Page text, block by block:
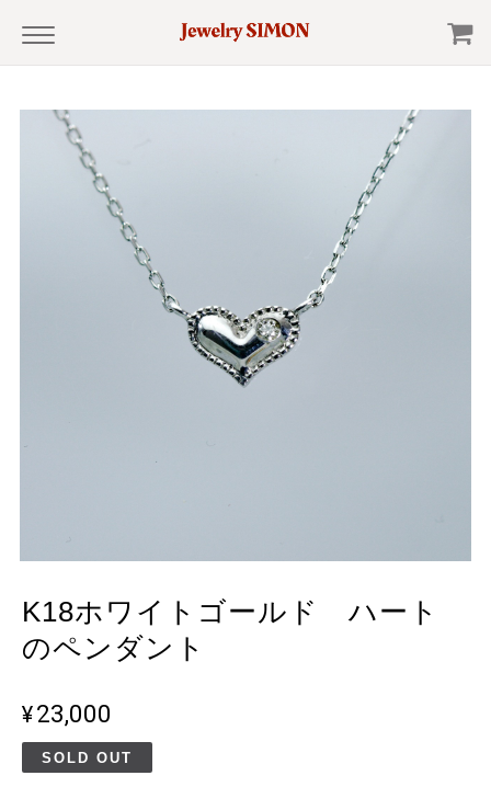
K18ホワイトゴールド ハート
のペンダント
¥23,000
SOLD OUT